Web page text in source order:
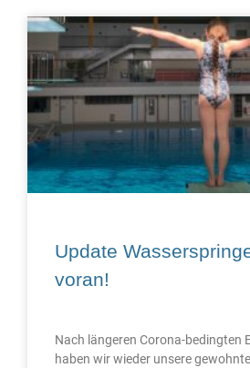
Update
voran!
Nach längeren Corona-bedingten
haben wir wieder unsere